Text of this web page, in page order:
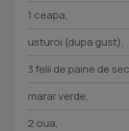
1 ceapa,
usturoi (dupa gust),
3 felii de paine de
marar verde,
2 oua,